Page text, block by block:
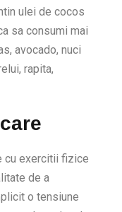
ulei de cocos
sa consumi mai
avocado, nuci
rapita,
cu exercitii fizice
de a
o tensiune